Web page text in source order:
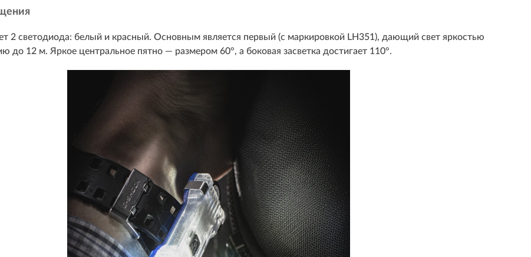
2 светодиода: белый и красный. Основным является первый (с маркировкой LH351), дающий свет яркостью
до 12 м. Яркое центральное пятно — размером 60°, а боковая засветка достигает 110°.